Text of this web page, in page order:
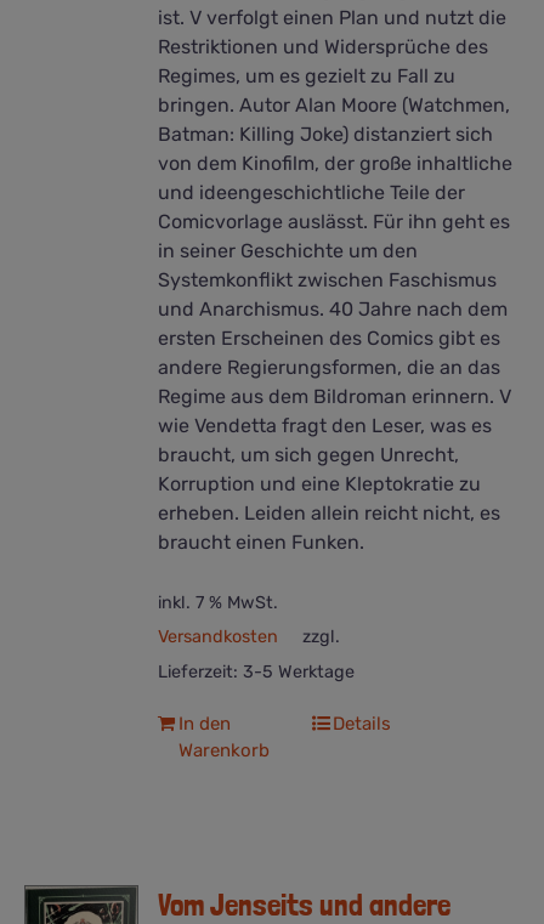
ist. V verfolgt einen Plan und nutzt die
Restriktionen und Widersprüche des
Regimes, um es gezielt zu Fall zu
bringen. Autor Alan Moore (Watchmen,
Batman: Killing Joke) distanziert sich
von dem Kinofilm, der große inhaltliche
und ideengeschichtliche Teile der
Comicvorlage auslässt. Für ihn geht es
in seiner Geschichte um den
Systemkonflikt zwischen Faschismus
und Anarchismus. 40 Jahre nach dem
ersten Erscheinen des Comics gibt es
andere Regierungsformen, die an das
Regime aus dem Bildroman erinnern. V
wie Vendetta fragt den Leser, was es
braucht, um sich gegen Unrecht,
Korruption und eine Kleptokratie zu
erheben. Leiden allein reicht nicht, es
braucht einen Funken.
inkl. 7 % MwSt.
zzgl.
Versandkosten
Lieferzeit: 3-5 Werktage
In den
Warenkorb
Details
Vom Jenseits und andere